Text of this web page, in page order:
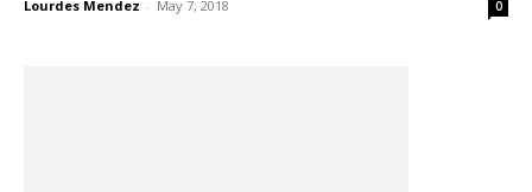
Lourdes Mendez - May 7, 2018 0